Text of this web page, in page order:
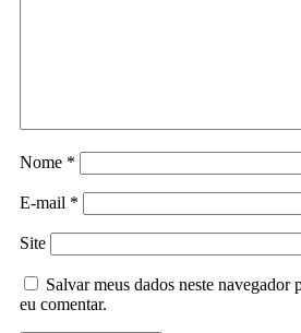
Nome *
E-mail *
Site
Salvar meus dados neste navegador
eu comentar.